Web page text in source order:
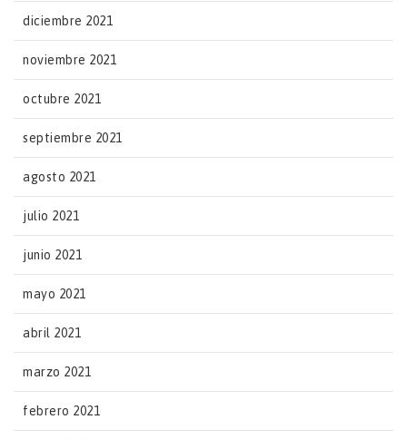
diciembre 2021
noviembre 2021
octubre 2021
septiembre 2021
agosto 2021
julio 2021
junio 2021
mayo 2021
abril 2021
marzo 2021
febrero 2021